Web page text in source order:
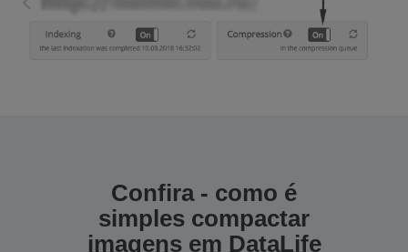
Confira - como é
simples compactar
imagens em DataLife